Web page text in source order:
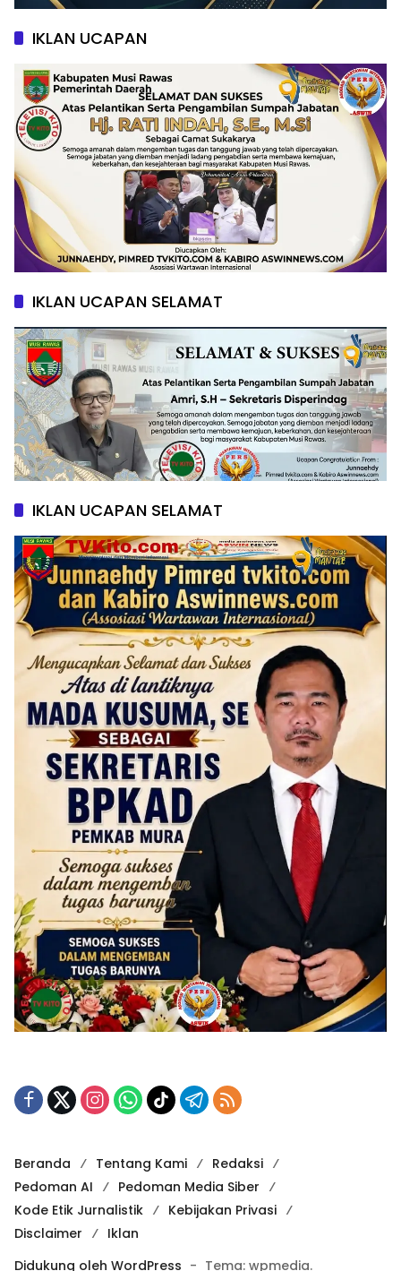
IKLAN UCAPAN
IKLAN UCAPAN SELAMAT
IKLAN UCAPAN SELAMAT
Beranda Tentang Kami
Redaksi
Pedoman AI
Pedoman Media Siber
Kode Etik Jurnalistik
Kebijakan Privasi
Disclaimer
Iklan
Didukung oleh WordPress - Tema: wpmedia.